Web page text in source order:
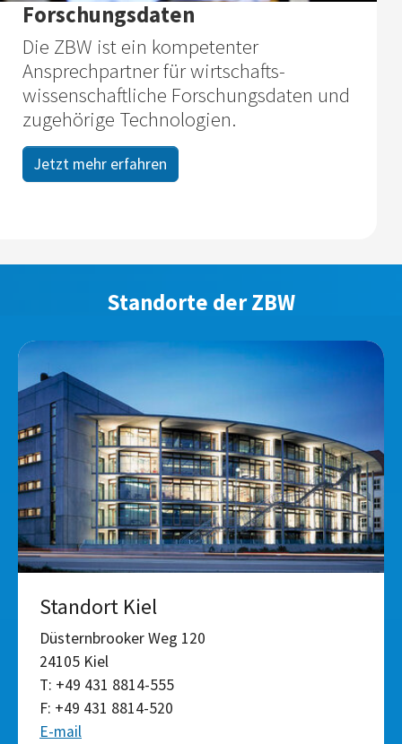
Forschungsdaten
Die ZBW ist ein kompetenter
Ansprechpartner für wirtschafts­
wissenschaftliche Forschungsdaten und
zugehörige Technologien.
Jetzt mehr erfahren
Standorte der ZBW
Standort Kiel
Düsternbrooker Weg 120
24105 Kiel
T: +49 431 8814-555
F: +49 431 8814-520
E-mail